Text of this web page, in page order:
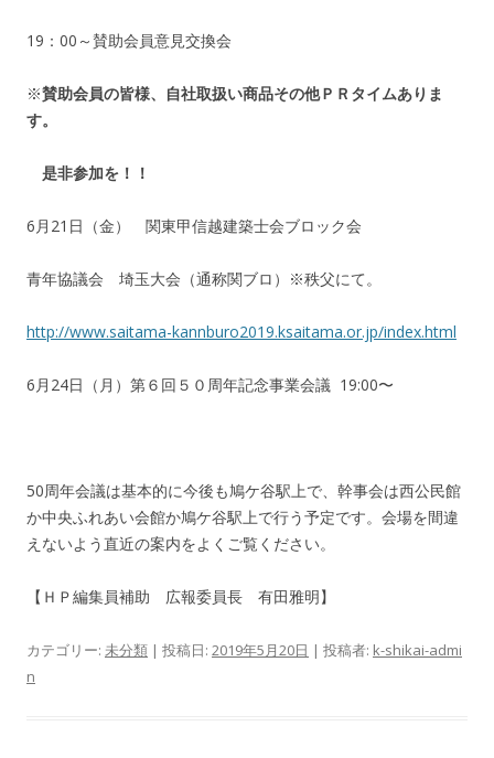
19：00～賛助会員意見交換会
※賛助会員の皆様、自社取扱い商品その他ＰＲタイムありま
す。
是非参加を！！
6月21日（金） 関東甲信越建築士会ブロック会
青年協議会 埼玉大会（通称関ブロ）※秩父にて。
http://www.saitama-kannburo2019.ksaitama.or.jp/index.html
6月24日（月）第６回５０周年記念事業会議 19:00〜
50周年会議は基本的に今後も鳩ケ谷駅上で、幹事会は西公民館
か中央ふれあい会館か鳩ケ谷駅上で行う予定です。会場を間違
えないよう直近の案内をよくご覧ください。
【ＨＰ編集員補助 広報委員長 有田雅明】
カテゴリー: 未分類 | 投稿日: 2019年5月20日 | 投稿者: k-shikai-admi
n